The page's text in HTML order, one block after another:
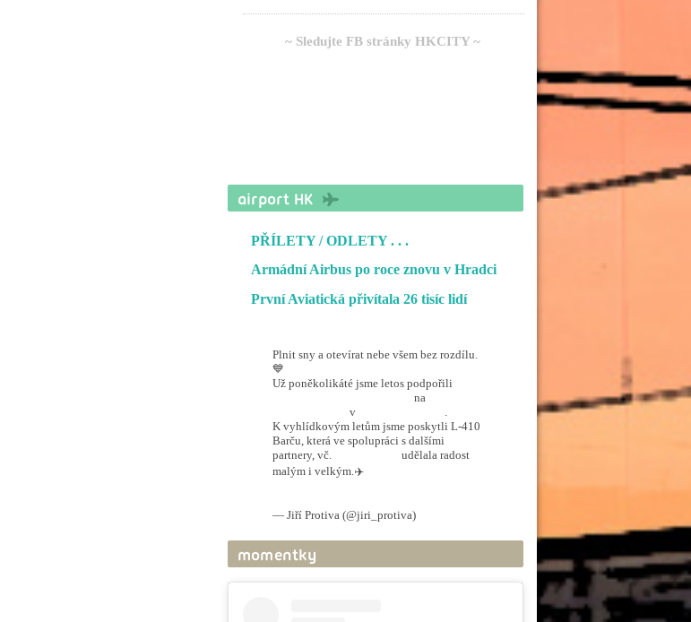
~ Sledujte FB stránky HKCITY ~
PŘÍLETY / ODLETY. . .
Armádní Airbus po roce znovu v Hradci
První Aviatická přivítala 26 tisíc lidí
Plnit sny a otevírat nebe všem bez rozdílu.
💙
Už poněkolikáté jsme letos podpořili
na
v
.
K vyhlídkovým letům jsme poskytli L-410
Barču, která ve spolupráci s dalšími
partnery, vč.
udělala radost
malým i velkým.✈️
— Jiří Protiva (@jiri_protiva)